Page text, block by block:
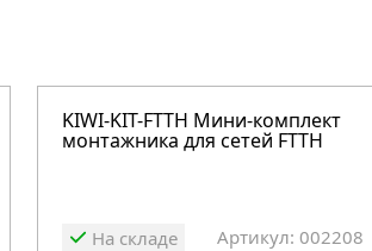
KIWI-KIT-FTTH Мини-комплект
монтажника для сетей FTTH
На складе Артикул: 002208